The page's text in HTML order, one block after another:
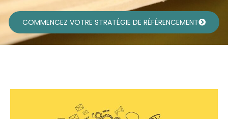
COMMENCEZ VOTRE STRATÉGIE DE RÉFÉRENCEMENT